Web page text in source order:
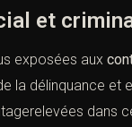
et
exposées aux
la délinquance et
dans